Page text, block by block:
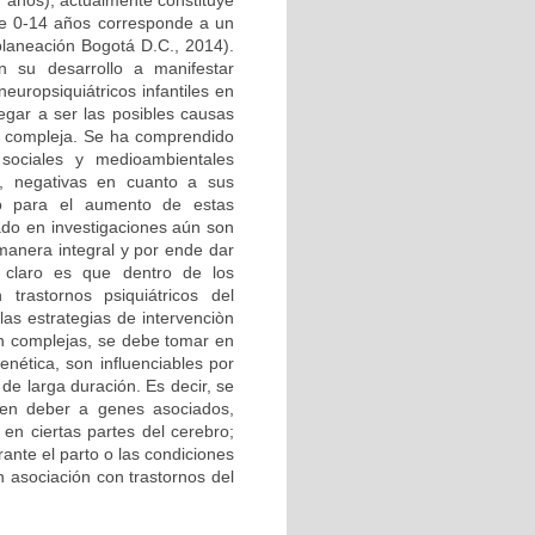
0-14 años corresponde a un
Bogotá D.C., 2014).
su desarrollo a manifestar
infantiles en
a ser las posibles causas
Se ha comprendido
y medioambientales
negativas en cuanto a sus
para el aumento de estas
en investigaciones aún son
integral y por ende dar
claro es que dentro de los
psiquiátricos del
estrategias de intervenciòn
complejas, se debe tomar en
son influenciables por
larga duración. Es decir, se
deber a genes asociados,
ciertas partes del cerebro;
el parto o las condiciones
asociación con trastornos del